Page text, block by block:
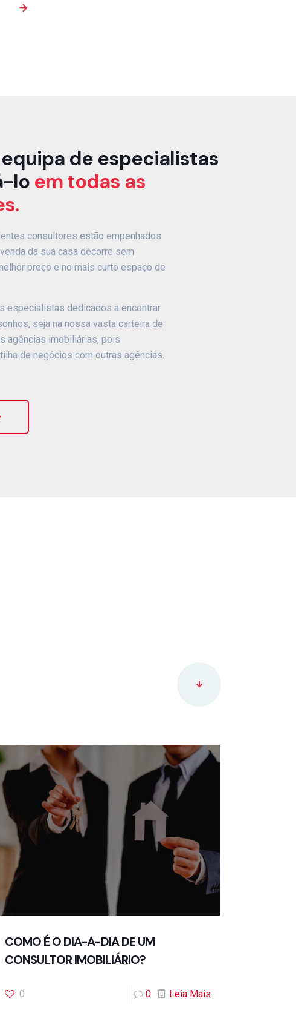
de especialistas
lo em todas as
consultores estão empenhados
da sua casa decorre sem
preço e no mais curto espaço de
especialistas dedicados a encontrar
seja na nossa vasta carteira de
agências imobiliárias, pois
de negócios com outras agências.
COMO É O DIA-A-DIA DE UM
CONSULTOR IMOBILIÁRIO?
0 0 Leia Mais